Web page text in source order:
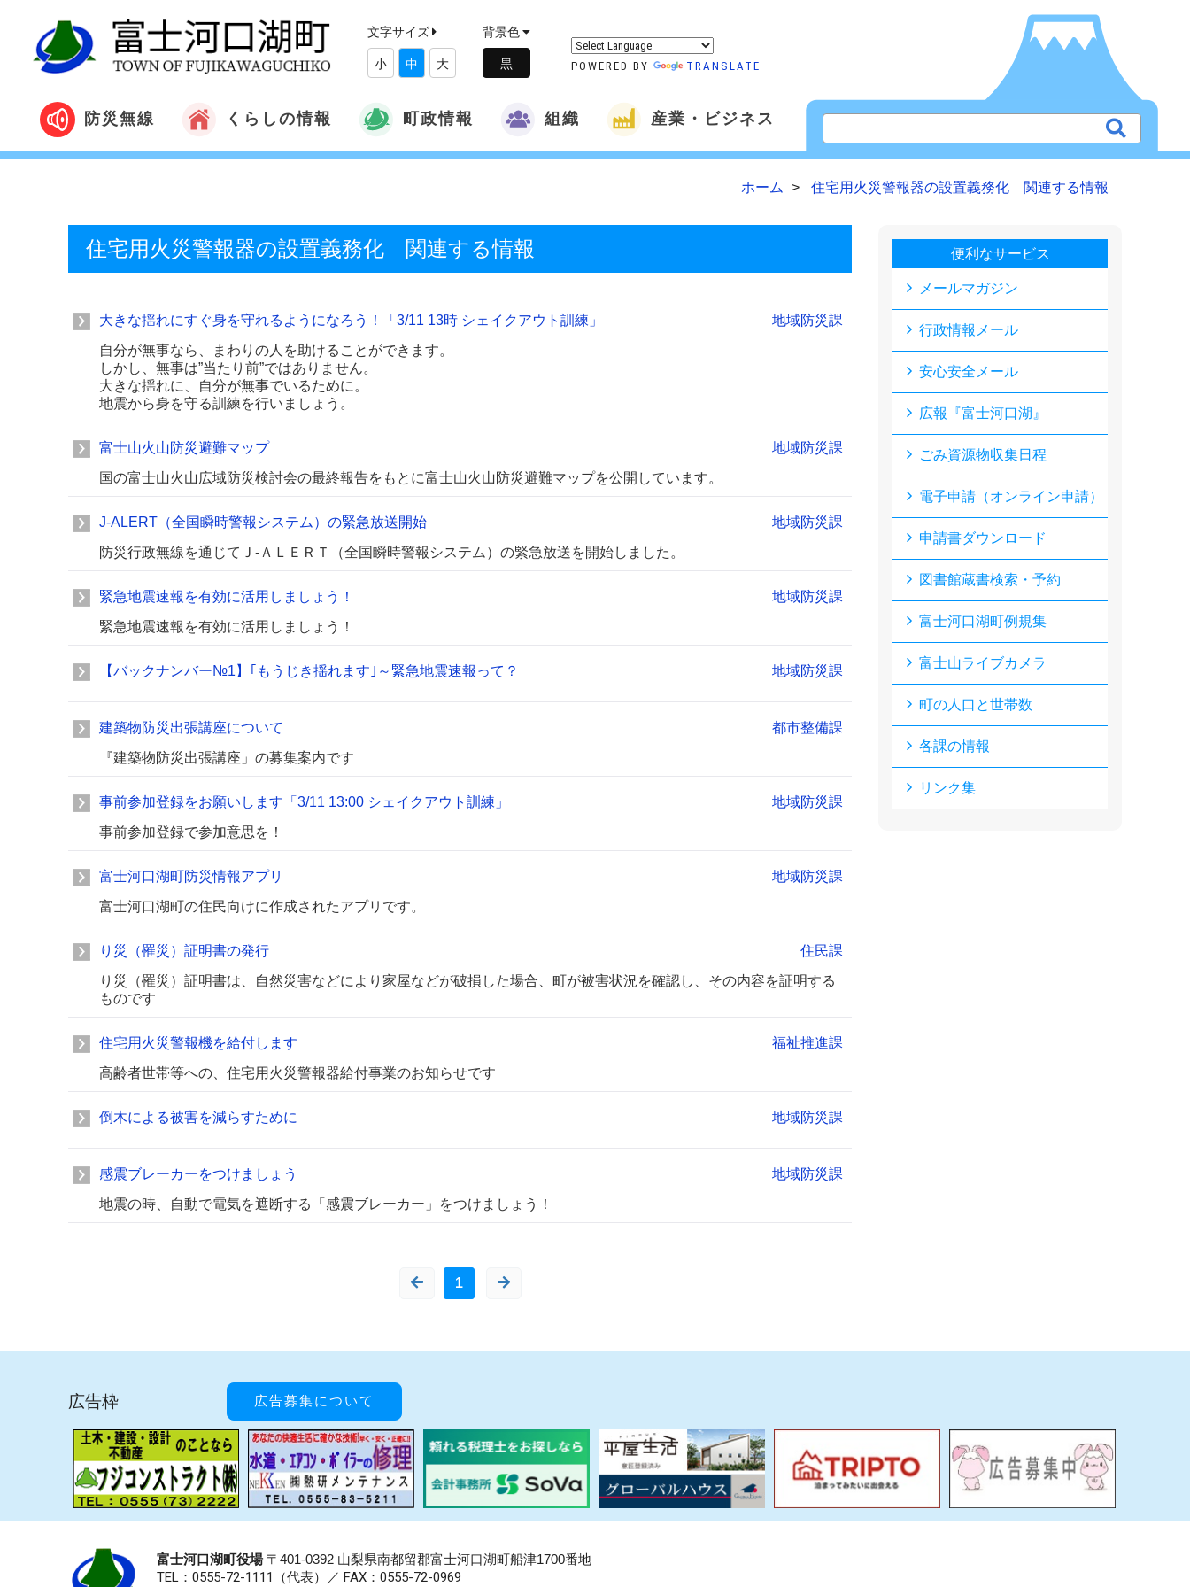
文字サイズ
小 中 大
背景色
POWERED BY TRANSLATE
防災無線 くらしの情報 町政情報 組織 産業・ビジネス
ホーム 住宅用火災警報器の設置義務化 関連する情報
住宅用火災警報器の設置義務化 関連する情報
大きな揺れにすぐ身を守れるようになろう！「3/11 13時 シェイクアウト訓練」
地域防災課
自分が無事なら、まわりの人を助けることができます。
しかし、無事は”当たり前”ではありません。
大きな揺れに、自分が無事でいるために。
地震から身を守る訓練を行いましょう。
富士山火山防災避難マップ
地域防災課
国の富士山火山広域防災検討会の最終報告をもとに富士山火山防災避難マップを公開しています。
J-ALERT（全国瞬時警報システム）の緊急放送開始
地域防災課
防災行政無線を通じてＪ-ＡＬＥＲＴ（全国瞬時警報システム）の緊急放送を開始しました。
緊急地震速報を有効に活用しましょう！
地域防災課
緊急地震速報を有効に活用しましょう！
【バックナンバー№1】｢もうじき揺れます｣～緊急地震速報って？ 地域防災課
建築物防災出張講座について
都市整備課
『建築物防災出張講座」の募集案内です
事前参加登録をお願いします「3/11 13:00 シェイクアウト訓練」
地域防災課
事前参加登録で参加意思を！
富士河口湖町防災情報アプリ
地域防災課
富士河口湖町の住民向けに作成されたアプリです。
り災（罹災）証明書の発行
住民課
り災（罹災）証明書は、自然災害などにより家屋などが破損した場合、町が被害状況を確認し、その内容を証明する
ものです
住宅用火災警報機を給付します
福祉推進課
高齢者世帯等への、住宅用火災警報器給付事業のお知らせです
倒木による被害を減らすために 地域防災課
感震ブレーカーをつけましょう
地域防災課
地震の時、自動で電気を遮断する「感震ブレーカー」をつけましょう！
1
便利なサービス
メールマガジン
行政情報メール
安心安全メール
広報『富士河口湖』
ごみ資源物収集日程
電子申請（オンライン申請）
申請書ダウンロード
図書館蔵書検索・予約
富士河口湖町例規集
富士山ライブカメラ
町の人口と世帯数
各課の情報
リンク集
広告枠 広告募集について
富士河口湖町役場〒401-0392 山梨県南都留郡富士河口湖町船津1700番地
TEL：0555-72-1111 （代表）／ FAX：0555-72-0969